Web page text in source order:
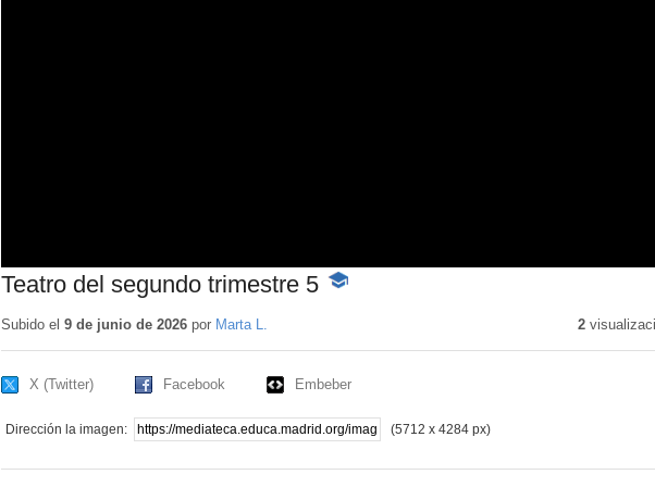
Teatro del segundo trimestre 5 -
Subido el 9 de junio de 2026por Marta L. 2
X (Twitter) Facebook Embeber
Dirección la imagen: (5712 x 4284 px)